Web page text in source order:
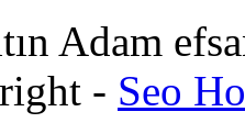
Adam
- Seo